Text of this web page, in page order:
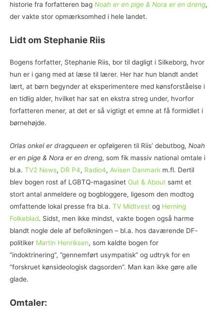
historie fra forfatteren bag Noah er en pige & Nora er en dreng,
der vakte stor opmærksomhed i hele landet.
Lidt om Stephanie Riis
Bogens forfatter, Stephanie Riis, bor til dagligt i Silkeborg, hvor
hun er i gang med at læse til lærer. Her har hun blandt andet
lært, at børn begynder at eksperimentere med kønsforståelse i
en tidlig alder, hvilket har sat en ekstra streg under, hvorfor
forfatteren mener, at det er så vigtigt et emne at få formidlet i
børnehøjde.
Orlas onkel er dragqueen er opfølgeren til Riis’ debutbog, Noah
er en pige & Nora er en dreng, som fik massiv national omtale i
bl.a. TV2 News, DR P4, Radio4, Avisen Danmark m.fl. Dertil
blev bogen rost af LGBTQ-magasinet Out & About samt et
stort antal anmeldere og bogbloggere, ligesom den modtog
omfattende lokal presse fra bl.a. TV Midtvest og Herning
Folkeblad. Sidst, men ikke mindst, vakte bogen også harme
blandt nogle dele af befolkningen – bl.a. hos daværende DF-
politiker Martin Henriksen, som kaldte bogen for
”indoktrinering”, ”gennemført usympatisk” og udtryk for en
”forskruet kønsideologisk dagsorden”. Man kan ikke gøre alle
glade.
Omtaler: